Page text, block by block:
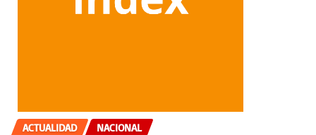
ACTUALIDAD NACIONAL